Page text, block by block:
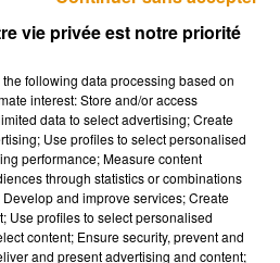
le voyage à porter de main, il
car pour s'en rendre
et on part avec sa maison, on
quasiment n'importe où,
les copains sans avoir peur
vie privée est notre priorité
the following data processing based on
interest: Store and/or access
data to select advertising; Create
Use profiles to select personalised
performance; Measure content
through statistics or combinations
and improve services; Create
Use profiles to select personalised
content; Ensure security, prevent and
and present advertising and content;